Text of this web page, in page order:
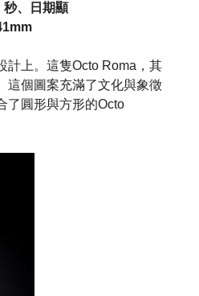
、日期顯
計上。這隻Octo Roma，其
這個圖案充滿了文化與象徵
了圓形與方形的Octo